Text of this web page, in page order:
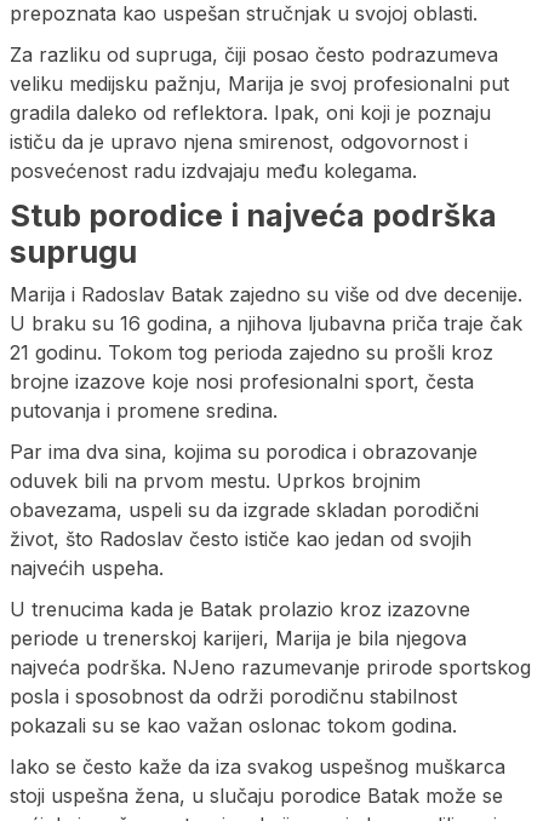
prepoznata kao uspešan stručnjak u svojoj oblasti.
Za razliku od supruga, čiji posao često podrazumeva
veliku medijsku pažnju, Marija je svoj profesionalni put
gradila daleko od reflektora. Ipak, oni koji je poznaju
ističu da je upravo njena smirenost, odgovornost i
posvećenost radu izdvajaju među kolegama.
Stub porodice i najveća podrška
suprugu
Marija i Radoslav Batak zajedno su više od dve decenije.
U braku su 16 godina, a njihova ljubavna priča traje čak
21 godinu. Tokom tog perioda zajedno su prošli kroz
brojne izazove koje nosi profesionalni sport, česta
putovanja i promene sredina.
Par ima dva sina, kojima su porodica i obrazovanje
oduvek bili na prvom mestu. Uprkos brojnim
obavezama, uspeli su da izgrade skladan porodični
život, što Radoslav često ističe kao jedan od svojih
najvećih uspeha.
U trenucima kada je Batak prolazio kroz izazovne
periode u trenerskoj karijeri, Marija je bila njegova
najveća podrška. NJeno razumevanje prirode sportskog
posla i sposobnost da održi porodičnu stabilnost
pokazali su se kao važan oslonac tokom godina.
Iako se često kaže da iza svakog uspešnog muškarca
stoji uspešna žena, u slučaju porodice Batak može se